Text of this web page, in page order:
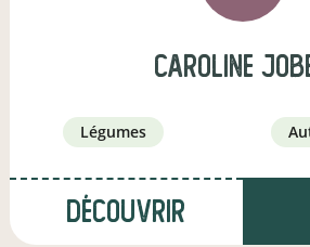
caroline
légumes
Découvrir